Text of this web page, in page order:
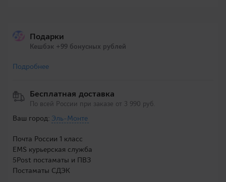
Подарки
Кешбэк +99 бонусных рублей
Подробнее
Бесплатная доставка
По всей России при заказе от 3 990 руб.
Ваш город: Эль-Монте
Почта России 1 класс
EMS курьерская служба
5Post постаматы и ПВЗ
Постаматы СДЭК